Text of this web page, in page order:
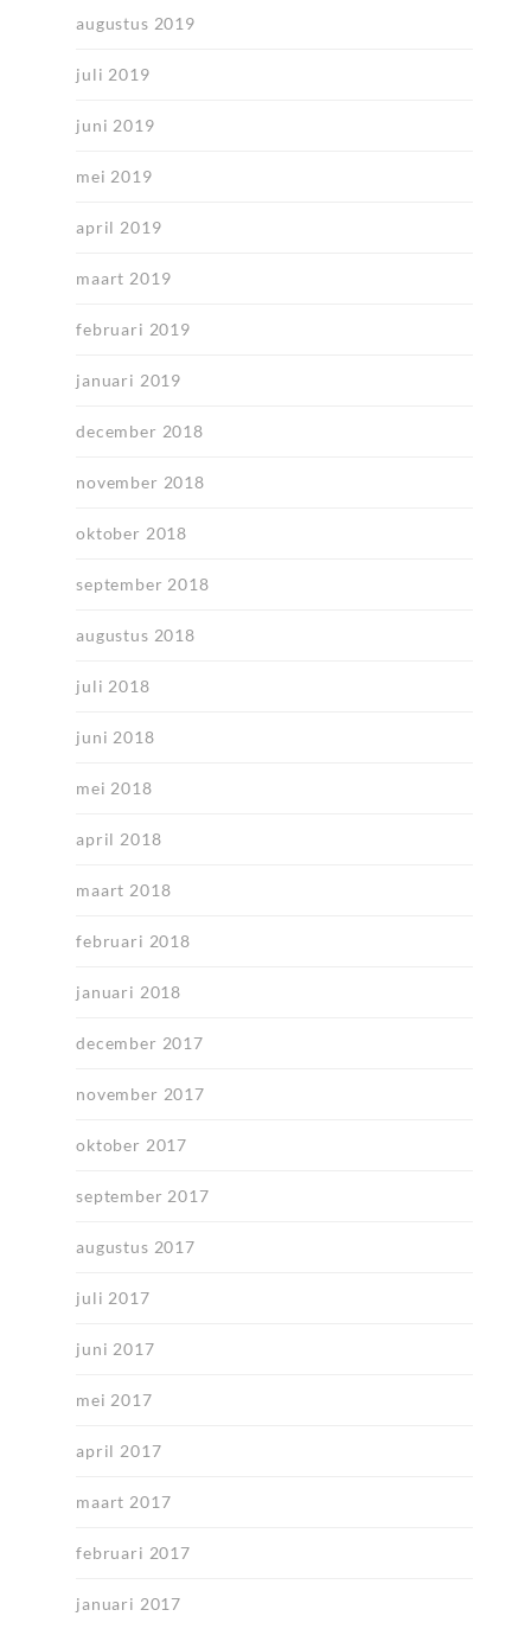
augustus 2019
juli 2019
juni 2019
mei 2019
april 2019
maart 2019
februari 2019
januari 2019
december 2018
november 2018
oktober 2018
september 2018
augustus 2018
juli 2018
juni 2018
mei 2018
april 2018
maart 2018
februari 2018
januari 2018
december 2017
november 2017
oktober 2017
september 2017
augustus 2017
juli 2017
juni 2017
mei 2017
april 2017
maart 2017
februari 2017
januari 2017